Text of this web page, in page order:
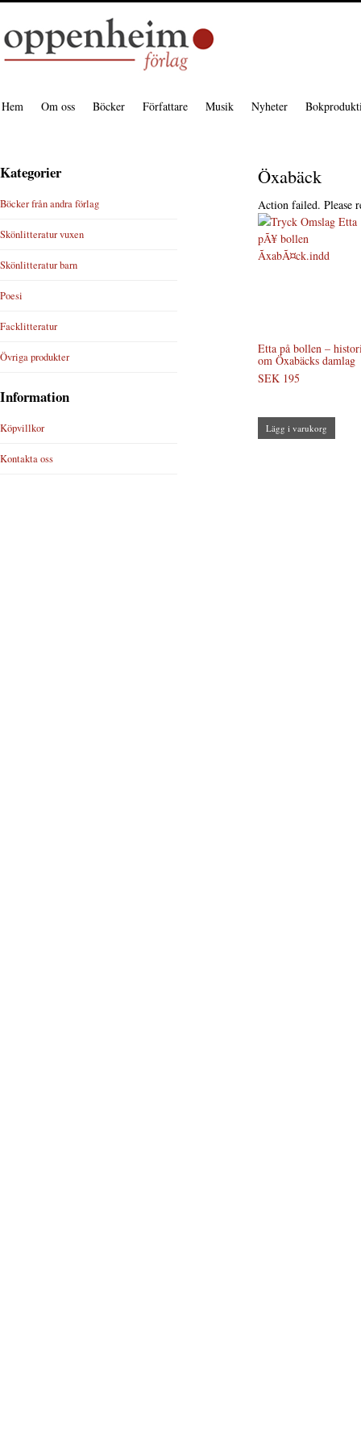
Hem Om oss Böcker Författare Musik Nyheter
Öxabäck
Action failed. Please
Etta på bollen –
om Öxabäcks damlag
SEK 195
Lägg i varukorg
Kategorier
Böcker från andra förlag
Skönlitteratur vuxen
Skönlitteratur barn
Poesi
Facklitteratur
Övriga produkter
Information
Köpvillkor
Kontakta oss